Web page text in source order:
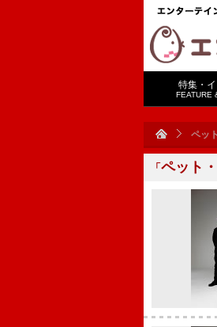
特集・
FEATURE
ペッ
「ペット